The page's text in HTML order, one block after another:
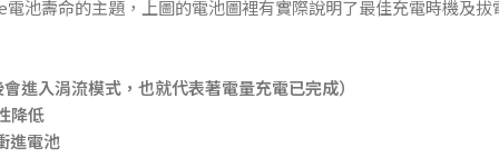
池壽命的主題，上圖的電池圖裡有實際說明了最佳充電時機及拔
入涓流模式，也就代表著電量充電已完成）
降低
進電池